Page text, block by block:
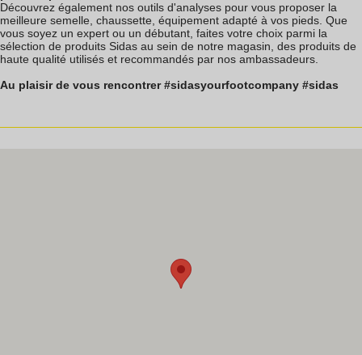
Découvrez également nos outils d'analyses pour vous proposer la
meilleure semelle, chaussette, équipement adapté à vos pieds. Que
vous soyez un expert ou un débutant, faites votre choix parmi la
sélection de produits Sidas au sein de notre magasin, des produits de
haute qualité utilisés et recommandés par nos ambassadeurs.
Au plaisir de vous rencontrer #sidasyourfootcompany #sidas